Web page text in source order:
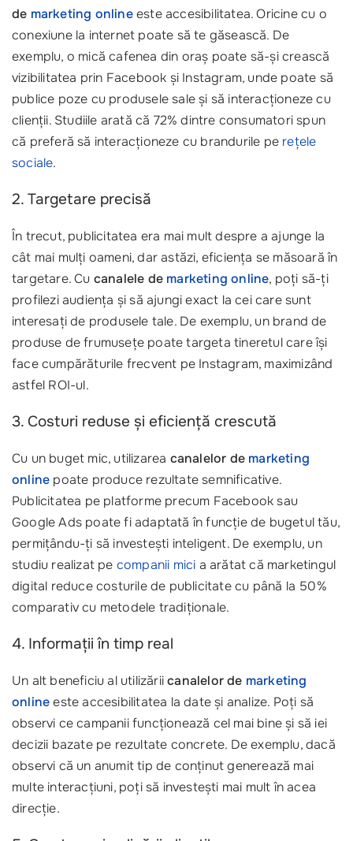
de marketing onlineeste accesibilitatea. Oricine cu o
conexiune la internet poate să te găsească. De
exemplu, o mică cafenea din oraș poate să-și crească
vizibilitatea prin Facebook și Instagram, unde poate să
publice poze cu produsele sale și să interacționeze cu
clienții. Studiile arată că 72% dintre consumatori spun
că preferă să interacționeze cu brandurile pe rețele
sociale.
2. Targetare precisă
În trecut, publicitatea era mai mult despre a ajunge la
cât mai mulți oameni, dar astăzi, eficiența se măsoară în
targetare. Cu canalele de marketing online, poți să-ți
profilezi audiența și să ajungi exact la cei care sunt
interesați de produsele tale. De exemplu, un brand de
produse de frumusețe poate targeta tineretul care își
face cumpărăturile frecvent pe Instagram, maximizând
astfel ROI-ul.
3. Costuri reduse și eficiență crescută
Cu un buget mic, utilizarea canalelor de marketing
online poate produce rezultate semnificative.
Publicitatea pe platforme precum Facebook sau
Google Ads poate fi adaptată în funcție de bugetul tău,
permițându-ți să investești inteligent. De exemplu, un
studiu realizat pe companii mici a arătat că marketingul
digital reduce costurile de publicitate cu până la 50%
comparativ cu metodele tradiționale.
4. Informații în timp real
Un alt beneficiu al utilizăriicanalelor de marketing
onlineeste accesibilitatea la date și analize. Poți să
observi ce campanii funcționează cel mai bine și să iei
decizii bazate pe rezultate concrete. De exemplu, dacă
observi că un anumit tip de conținut generează mai
multe interacțiuni, poți să investești mai mult în acea
direcție.